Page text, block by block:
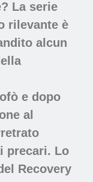
La serie
rilevante è
alcun
e dopo
al
precari. Lo
Recovery